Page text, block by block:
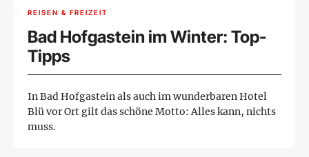
REISEN & FREIZEIT
Bad Hofgastein im Winter: Top-
Tipps
In Bad Hofgastein als auch im wunderbaren Hotel
Blü vor Ort gilt das schöne Motto: Alles kann, nichts
muss.